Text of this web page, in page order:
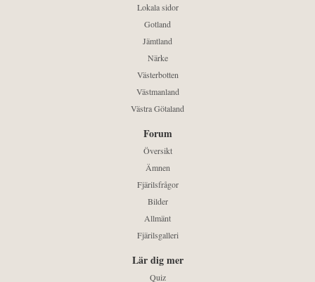
Lokala sidor
Gotland
Jämtland
Närke
Västerbotten
Västmanland
Västra Götaland
Forum
Översikt
Ämnen
Fjärilsfrågor
Bilder
Allmänt
Fjärilsgalleri
Lär dig mer
Quiz